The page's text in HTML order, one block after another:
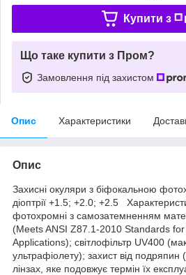
Купити з
Що таке купити з Пром?
Замовлення під захистом
Опис Характеристики
Опис
Захисні окуляри з біфокальною
діоптрії +1.5; +2.0; +2.5
фотохромні з самозатемненням
(Meets ANSI Z87.1-2010 Standards
Applications); світлофільтр UV400
ультрафіолету); захист від подряпин
лінзах, яке подовжує термін їх